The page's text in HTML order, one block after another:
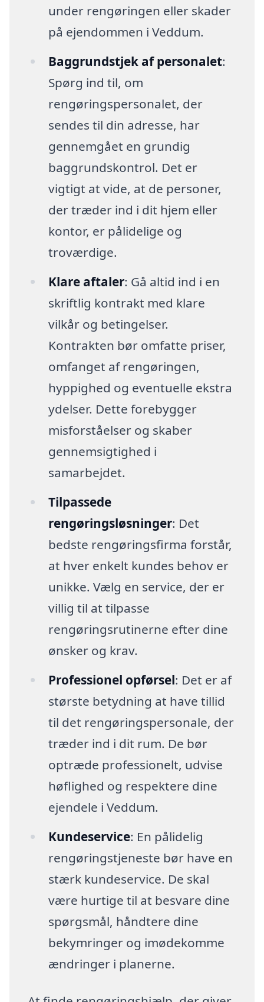
under rengøringen eller skader
på ejendommen i Veddum.
Baggrundstjek af personalet:
Spørg ind til, om
rengøringspersonalet, der
sendes til din adresse, har
gennemgået en grundig
baggrundskontrol. Det er
vigtigt at vide, at de personer,
der træder ind i dit hjem eller
kontor, er pålidelige og
troværdige.
Klare aftaler: Gå altid ind i en
skriftlig kontrakt med klare
vilkår og betingelser.
Kontrakten bør omfatte priser,
omfanget af rengøringen,
hyppighed og eventuelle ekstra
ydelser. Dette forebygger
misforståelser og skaber
gennemsigtighed i
samarbejdet.
Tilpassede
rengøringsløsninger: Det
bedste rengøringsfirma forstår,
at hver enkelt kundes behov er
unikke. Vælg en service, der er
villig til at tilpasse
rengøringsrutinerne efter dine
ønsker og krav.
Professionel opførsel: Det er af
største betydning at have tillid
til det rengøringspersonale, der
træder ind i dit rum. De bør
optræde professionelt, udvise
høflighed og respektere dine
ejendele i Veddum.
Kundeservice: En pålidelig
rengøringstjeneste bør have en
stærk kundeservice. De skal
være hurtige til at besvare dine
spørgsmål, håndtere dine
bekymringer og imødekomme
ændringer i planerne.